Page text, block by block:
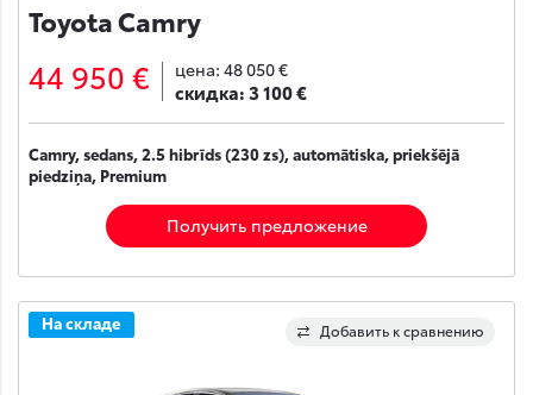
Toyota Camry
44 950 € цена: 48 050 €
скидка:3 100 €
Camry, sedans, 2.5 hibrīds (230 zs), automātiska, priekšējā
piedziņa, Premium
Получить предложение
Добавить к сравнению
На складе